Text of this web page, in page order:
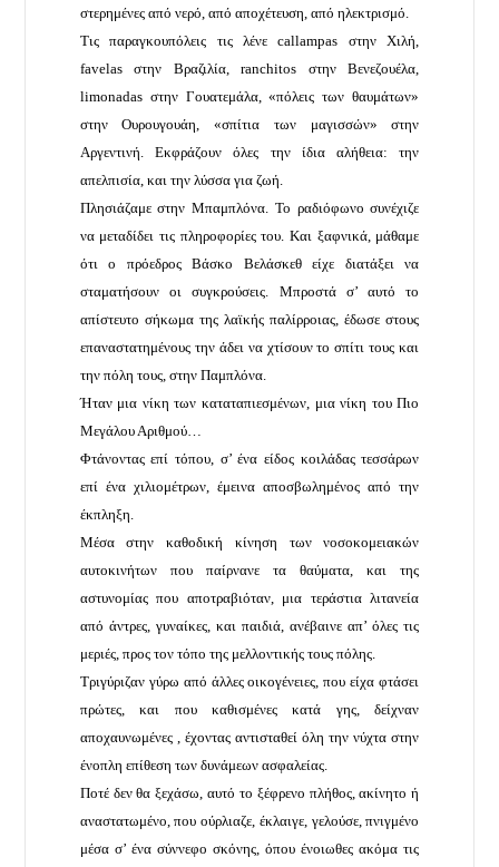
στερημένες από νερό, από αποχέτευση, από ηλεκτρισμό.
Τις παραγκουπόλεις τις λένε callampas στην Χιλή,
favelas στην Βραζιλία, ranchitos στην Βενεζουέλα,
limonadas στην Γουατεμάλα, «πόλεις των θαυμάτων»
στην Ουρουγουάη, «σπίτια των μαγισσών» στην
Αργεντινή. Εκφράζουν όλες την ίδια αλήθεια: την
απελπισία, και την λύσσα για ζωή.
Πλησιάζαμε στην Μπαμπλόνα. Το ραδιόφωνο συνέχιζε
να μεταδίδει τις πληροφορίες του. Και ξαφνικά, μάθαμε
ότι ο πρόεδρος Βάσκο Βελάσκεθ είχε διατάξει να
σταματήσουν οι συγκρούσεις. Μπροστά σ’ αυτό το
απίστευτο σήκωμα της λαϊκής παλίρροιας, έδωσε στους
επαναστατημένους την άδει να χτίσουν το σπίτι τους και
την πόλη τους, στην Παμπλόνα.
Ήταν μια νίκη των καταταπιεσμένων, μια νίκη του Πιο
Μεγάλου Αριθμού…
Φτάνοντας επί τόπου, σ’ ένα είδος κοιλάδας τεσσάρων
επί ένα χιλιομέτρων, έμεινα αποσβωλημένος από την
έκπληξη.
Μέσα στην καθοδική κίνηση των νοσοκομειακών
αυτοκινήτων που παίρνανε τα θαύματα, και της
αστυνομίας που αποτραβιόταν, μια τεράστια λιτανεία
από άντρες, γυναίκες, και παιδιά, ανέβαινε απ’ όλες τις
μεριές, προς τον τόπο της μελλοντικής τους πόλης.
Τριγύριζαν γύρω από άλλες οικογένειες, που είχα φτάσει
πρώτες, και που καθισμένες κατά γης, δείχναν
αποχαυνωμένες , έχοντας αντισταθεί όλη την νύχτα στην
ένοπλη επίθεση των δυνάμεων ασφαλείας.
Ποτέ δεν θα ξεχάσω, αυτό το ξέφρενο πλήθος, ακίνητο ή
αναστατωμένο, που ούρλιαζε, έκλαιγε, γελούσε, πνιγμένο
μέσα σ’ ένα σύννεφο σκόνης, όπου ένοιωθες ακόμα τις